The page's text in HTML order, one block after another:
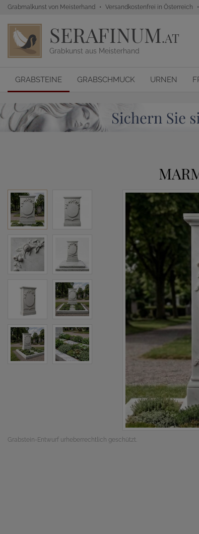
Grabmalkunst von Meisterhand Versandkostenfrei in Österreich
SERAFINUM.AT
Grabkunst aus Meisterhand
GRABSTEINE GRABSCHMUCK URNEN
Grabstein-Entwurf urheberrechtlich geschützt.